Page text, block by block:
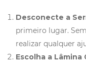
Desconecte a
primeiro lugar.
realizar qualquer
Escolha a Lâmina